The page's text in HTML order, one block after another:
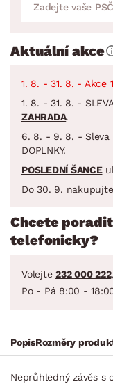
Aktuální akce
1. 8. - 31. 8. - Akce
1. 8. - 31. 8. -
ZAHRADA.
6. 8. - 9. 8. - Sleva
DOPLNKY.
POSLEDNÍ ŠANCE
Do 30. 9.
Chcete
telefonicky?
Volejte 232 000 222
Po - Pá 8:00 -
PopisRozměry
Neprůhledný závěs s